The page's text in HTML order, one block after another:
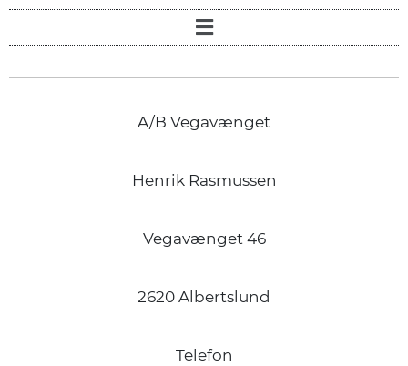
A/B Vegavænget
Henrik Rasmussen
Vegavænget 46
2620 Albertslund
Telefon